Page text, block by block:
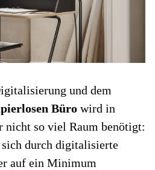
und dem
Büro wird in
nicht so viel Raum benötigt:
sich durch digitalisierte
auf ein Minimum